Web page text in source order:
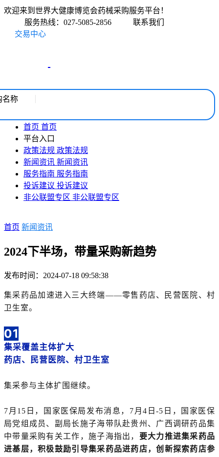
欢迎来到世界大健康博览会药械采购服务平台！
服务热线：027-5085-2856
联系我们
交易中心
名称
首页 首页
平台入口
政策法规 政策法规
新闻资讯 新闻资讯
服务指南 服务指南
投诉建议 投诉建议
非公联盟专区 非公联盟专区
首页 新闻资讯
2024下半场，带量采购新趋势
发布时间：2024-07-18 09:58:38
集采药品加速进入三大终端——零售药店、民营医院、村
卫生室。
01
集采覆盖主体扩大
药店、民营医院、村卫生室
集采参与主体扩围继续。
7月15日，国家医保局发布消息，7月4日-5日，国家医保
局党组成员、副局长施子海带队赴贵州、广西调研药品集
中带量采购有关工作，施子海指出， 要大力推进集采药品
进基层，积极鼓励引导集采药品进药店，创新探索药店参